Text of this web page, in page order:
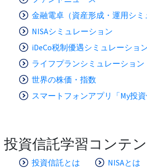
金融電卓（資産形成・運用シミ
NISAシミュレーション
iDeCo税制優遇シミュレーショ
ライフプランシミュレーション
世界の株価・指数
スマートフォンアプリ「My投資
投資信託学習コンテ
投資信託とは NISAとは